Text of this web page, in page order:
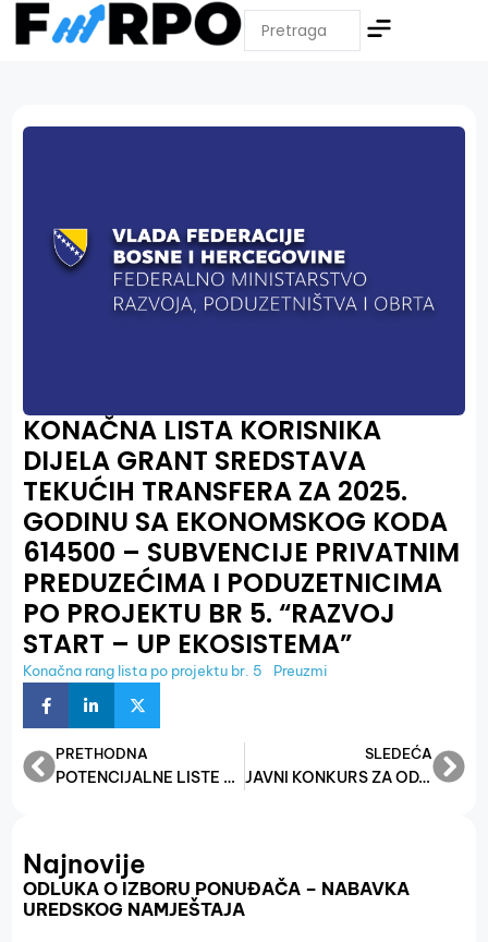
KONAČNA LISTA KORISNIKA
DIJELA GRANT SREDSTAVA
TEKUĆIH TRANSFERA ZA 2025.
GODINU SA EKONOMSKOG KODA
614500 – SUBVENCIJE PRIVATNIM
PREDUZEĆIMA I PODUZETNICIMA
PO PROJEKTU BR 5. “RAZVOJ
START – UP EKOSISTEMA”
Konačna rang lista po projektu br. 5 Preuzmi
PRETHODNA
POTENCIJALNE LISTE PO PROJEKTIMA: PROJEKAT 1: “IZGRADNJA PODUZETNIČKIH ZONA”, PROJEKAT 2: “UNAPREĐENJE INSTITUCIJSKE PODUZETNIČKE INFRASTRUKTURE”, PROJEKAT 3: “POTICAJI ZA ORGANIZOVANJE SAJMOVA PRIVREDE” I PROJEKAT 6: “PODRŠKA MSP U IT SEKTORU”
SLEDEĆA
JAVNI KONKURS ZA ODABIR KORISNIKA KREDITNIH SREDSTAVA PO PROGRAMU “KREDITNI POTICAJ RAZVOJA, PODUZETNIŠTVA I OBRTA” ZA 2025. GODINU
Najnovije
ODLUKA O IZBORU PONUĐAČA – NABAVKA
UREDSKOG NAMJEŠTAJA